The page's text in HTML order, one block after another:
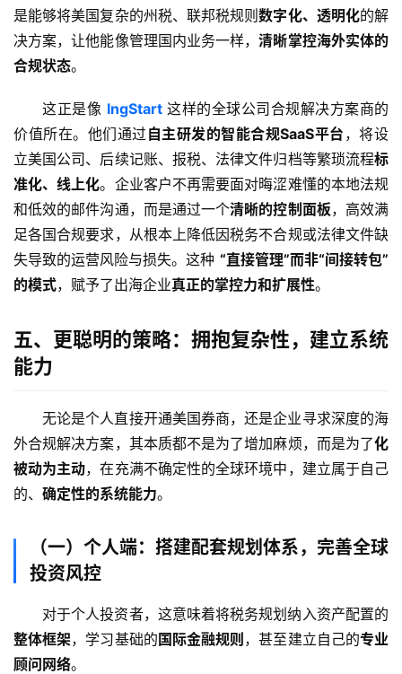
主
页
跨
资
讯
海
外
公
司
外
开
户
是能够将美国复杂的州税、联邦税规则数字化、透明化的解
决方案，让他能像管理国内业务一样，清晰掌控海外实体的
合规状态。
这正是像 IngStart 这样的全球公司合规解决方案商的
价值所在。他们通过自主研发的智能合规SaaS平台 ，将设
立美国公司、后续记账、报税、法律文件归档等繁琐流程标
准化、线上化。企业客户不再需要面对晦涩难懂的本地法规
和低效的邮件沟通，而是通过一个清晰的控制面板，高效满
足各国合规要求，从根本上降低因税务不合规或法律文件缺
失导致的运营风险与损失。这种 “直接管理”而非“间接转包”
的模式，赋予了出海企业真正的掌控力和扩展性。
五、更聪明的策略：拥抱复杂性，建立系统
能力
无论是个人直接开通美国券商，还是企业寻求深度的海
外合规解决方案，其本质都不是为了增加麻烦，而是为了化
被动为主动，在充满不确定性的全球环境中，建立属于自己
的、 确定性的系统能力。
（一）个人端：搭建配套规划体系，完善全球
投资风控
对于个人投资者，这意味着将税务规划纳入资产配置的
整体框架，学习基础的 国际金融规则 ，甚至建立自己的专业
顾问网络。